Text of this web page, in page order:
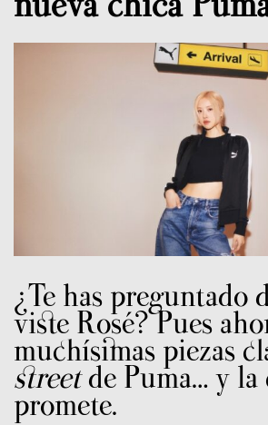
¿Te has preguntado
viste Rosé? Pues
muchísimas piezas
streetde Puma… y la
promete.